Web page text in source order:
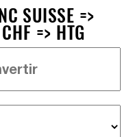
SUISSE =>
=> HTG